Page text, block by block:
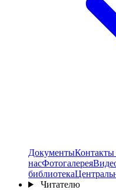
ДокументыКонтакты
насФотогалерея
библиотека
Читателю